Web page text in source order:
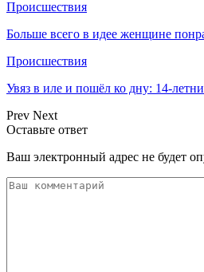
Происшествия
Больше всего в идее женщине
Происшествия
Увяз в иле и пошёл ко дну: 14-
Prev Next
Оставьте ответ
Ваш электронный адрес не будет